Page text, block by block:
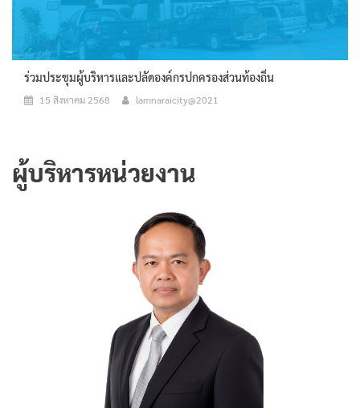
ร่วมประชุมผู้บริหารและปลัดองค์กรปกครองส่วนท้องถิ่น
15 สิงหาคม 2568 lamnaraicity@2021
ผู้บริหารหน่วยงาน